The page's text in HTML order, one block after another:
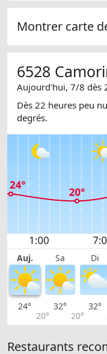
Montrer carte
6528
Aujourd'hui, 7/8 dès
Dès 22 heures peu
degrés.
Auj. Sa Di
24°
20°
32°
20°
32°
Restaurants